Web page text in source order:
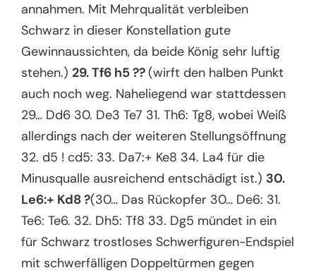
annahmen. Mit Mehrqualität verbleiben
Schwarz in dieser Konstellation gute
Gewinnaussichten, da beide König sehr luftig
stehen.) 29. Tf6 h5 ??(wirft den halben Punkt
auch noch weg. Naheliegend war stattdessen
29… Dd6 30. De3 Te7 31. Th6: Tg8, wobei Weiß
allerdings nach der weiteren Stellungsöffnung
32. d5 ! cd5: 33. Da7:+ Ke8 34. La4 für die
Minusqualle ausreichend entschädigt ist.) 30.
Le6:+ Kd8 ?(30… Das Rückopfer 30… De6: 31.
Te6: Te6. 32. Dh5: Tf8 33. Dg5 mündet in ein
für Schwarz trostloses Schwerfiguren-Endspiel
mit schwerfälligen Doppeltürmen gegen